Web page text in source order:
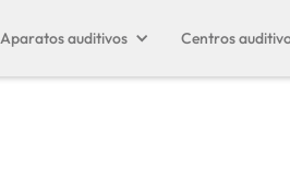
Aparatos auditivos Centros